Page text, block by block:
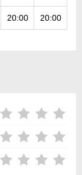
20:00 20:00